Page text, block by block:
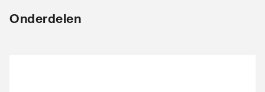
Onderdelen